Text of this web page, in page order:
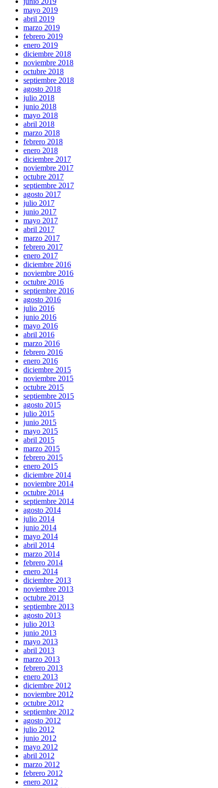
mayo 2019
abril 2019
marzo 2019
febrero 2019
enero 2019
diciembre 2018
noviembre 2018
octubre 2018
septiembre 2018
agosto 2018
julio 2018
junio 2018
mayo 2018
abril 2018
marzo 2018
febrero 2018
enero 2018
diciembre 2017
noviembre 2017
octubre 2017
septiembre 2017
agosto 2017
julio 2017
junio 2017
mayo 2017
abril 2017
marzo 2017
febrero 2017
enero 2017
diciembre 2016
noviembre 2016
octubre 2016
septiembre 2016
agosto 2016
julio 2016
junio 2016
mayo 2016
abril 2016
marzo 2016
febrero 2016
enero 2016
diciembre 2015
noviembre 2015
octubre 2015
septiembre 2015
agosto 2015
julio 2015
junio 2015
mayo 2015
abril 2015
marzo 2015
febrero 2015
enero 2015
diciembre 2014
noviembre 2014
octubre 2014
septiembre 2014
agosto 2014
julio 2014
junio 2014
mayo 2014
abril 2014
marzo 2014
febrero 2014
enero 2014
diciembre 2013
noviembre 2013
octubre 2013
septiembre 2013
agosto 2013
julio 2013
junio 2013
mayo 2013
abril 2013
marzo 2013
febrero 2013
enero 2013
diciembre 2012
noviembre 2012
octubre 2012
septiembre 2012
agosto 2012
julio 2012
junio 2012
mayo 2012
abril 2012
marzo 2012
febrero 2012
enero 2012